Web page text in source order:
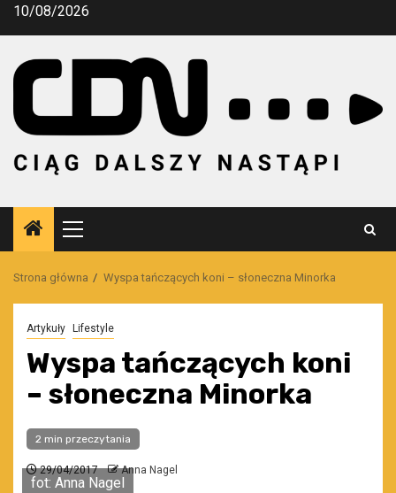
Przejdź
10/08/2026
Menu
główne
Strona główna Wyspa tańczących koni – słoneczna Minorka
Artykuły Lifestyle
Wyspa tańczących koni
– słoneczna Minorka
2 min przeczytania
29/04/2017 Anna Nagel
fot: Anna Nagel